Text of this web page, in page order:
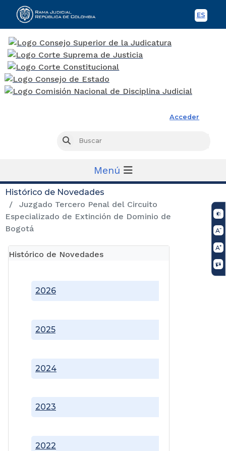
ES
Acceder
Buscar
Menú
Histórico de Novedades
Juzgado Tercero Penal del Circuito
Especializado de Extinción de Dominio de
Bogotá
Histórico de Novedades
2022
2023
2024
2025
2026